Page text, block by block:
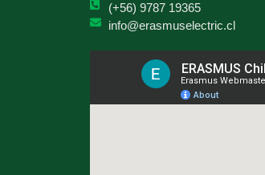
(+56) 9787 19365
info@erasmuselectric.cl